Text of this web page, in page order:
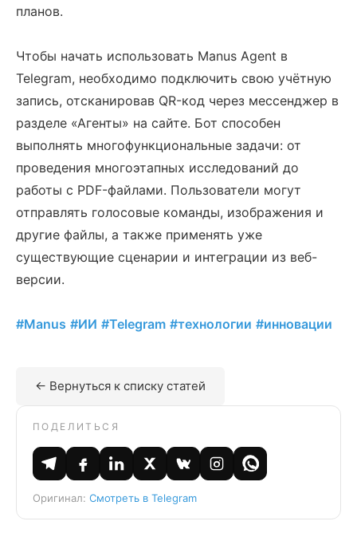
планов.
Чтобы начать использовать Manus Agent в
Telegram, необходимо подключить свою учётную
запись, отсканировав QR-код через мессенджер в
разделе «Агенты» на сайте. Бот способен
выполнять многофункциональные задачи: от
проведения многоэтапных исследований до
работы с PDF-файлами. Пользователи могут
отправлять голосовые команды, изображения и
другие файлы, а также применять уже
существующие сценарии и интеграции из веб-
версии.
#Manus #ИИ #Telegram #технологии #инновации
← Вернуться к списку статей
ПОДЕЛИТЬСЯ
Оригинал: Смотреть в Telegram